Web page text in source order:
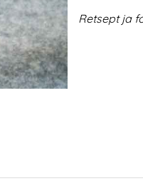
Retsept ja